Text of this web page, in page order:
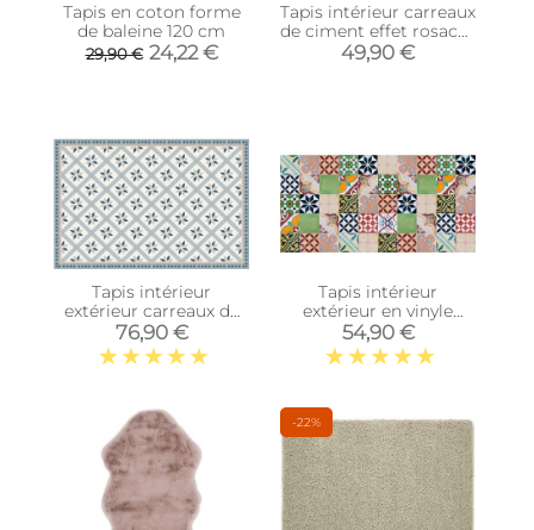
Tapis en coton forme
de baleine 120 cm
29,90 € 24,22 €
Tapis intérieur carreaux
de ciment effet rosaces
(140 x 70 cm)
49,90 €
Tapis intérieur
extérieur carreaux de
ciment petites étoiles
(135 x 90 cm)
76,90 €
Tapis intérieur
extérieur en vinyle
mosaique (140 x 70
cm)
54,90 €
-22%